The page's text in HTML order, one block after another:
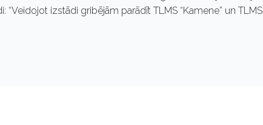
“Veidojot izstādi gribējām parādīt TLMS “Kamene” un TLMS